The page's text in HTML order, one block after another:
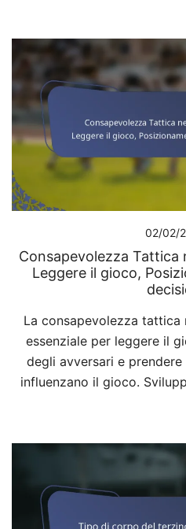
02/02/
Consapevolezza Tattica
Leggere il gioco,
La consapevolezza
essenziale per leggere il
degli avversari e
influenzano il gioco.